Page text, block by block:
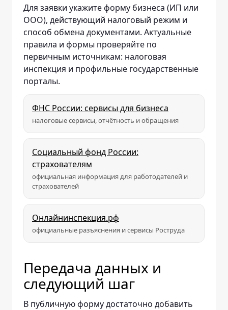
Для заявки укажите форму бизнеса (ИП или
ООО), действующий налоговый режим и
способ обмена документами. Актуальные
правила и формы проверяйте по
первичным источникам: налоговая
инспекция и профильные государственные
порталы.
ФНС России: сервисы для бизнеса
налоговые сервисы, отчётность и обращения
Социальный фонд России:
страхователям
официальная информация для работодателей и
страхователей
Онлайнинспекция.рф
официальные разъяснения и сервисы Роструда
Передача данных и
следующий шаг
В публичную форму достаточно добавить